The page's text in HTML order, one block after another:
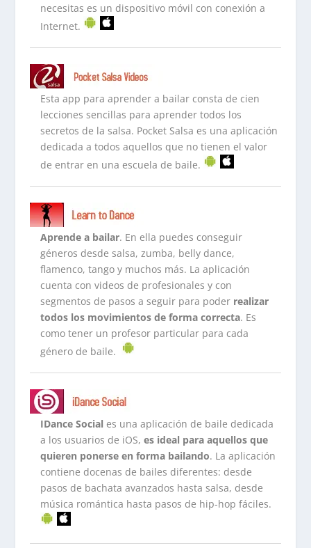
necesitas es un dispositivo móvil con conexión a
Internet.
Esta app para aprender a bailar consta de cien
lecciones sencillas para aprender todos los
secretos de la salsa. Pocket Salsa es una aplicación
dedicada a todos aquellos que no tienen el valor
de entrar en una escuela de baile.
Aprende a bailar. En ella puedes conseguir
géneros desde salsa, zumba, belly dance,
flamenco, tango y muchos más. La aplicación
cuenta con videos de profesionales y con
segmentos de pasos a seguir para poder realizar
todos los movimientos de forma correcta. Es
como tener un profesor particular para cada
género de baile.
IDance Social es una aplicación de baile dedicada
a los usuarios de iOS, es ideal para aquellos que
quieren ponerse en forma bailando. La aplicación
contiene docenas de bailes diferentes: desde
pasos de bachata avanzados hasta salsa, desde
música romántica hasta pasos de hip-hop fáciles.